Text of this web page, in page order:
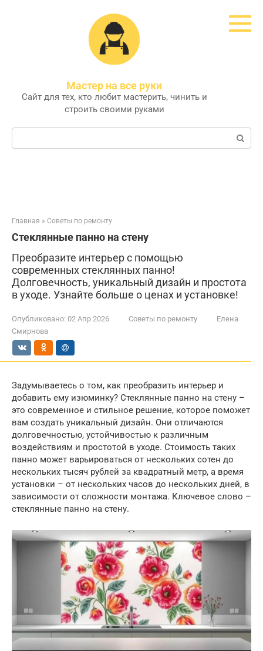
Мастер на все руки
Сайт для тех, кто любит мастерить, чинить и
строить своими руками
Поиск:
Главная » Советы по ремонту
Стеклянные панно на стену
Преобразите интерьер с помощью
современных стеклянных панно!
Долговечность, уникальный дизайн и простота
в уходе. Узнайте больше о ценах и установке!
Опубликовано: 02 Апр 2026 Советы по ремонту
Елена
Смирнова
Задумываетесь о том, как преобразить интерьер и
добавить ему изюминку? Стеклянные панно на стену –
это современное и стильное решение, которое поможет
вам создать уникальный дизайн. Они отличаются
долговечностью, устойчивостью к различным
воздействиям и простотой в уходе. Стоимость таких
панно может варьироваться от нескольких сотен до
нескольких тысяч рублей за квадратный метр, а время
установки – от нескольких часов до нескольких дней, в
зависимости от сложности монтажа. Ключевое слово –
стеклянные панно на стену.